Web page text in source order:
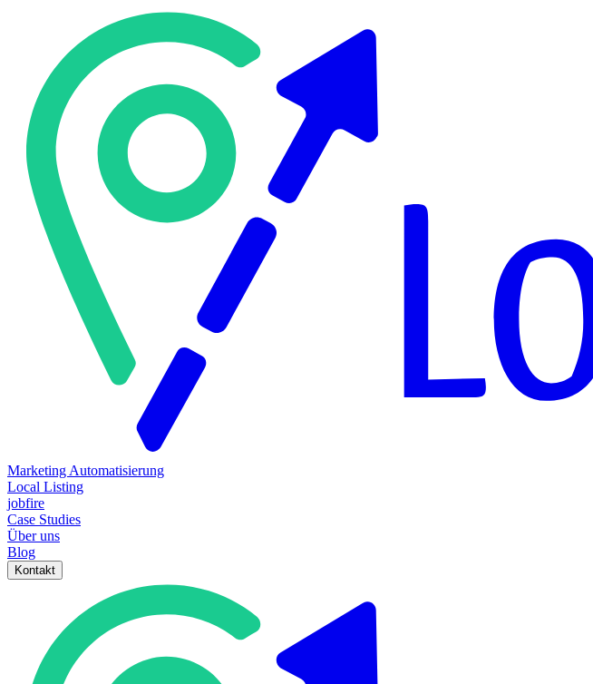
Marketing Automatisierung
Local Listing
jobfire
Case Studies
Über uns
Blog
Kontakt